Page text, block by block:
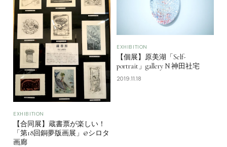
EXHIBITION
【合同展】蔵書票が楽しい！
「第18回銅夢版画展」@シロタ
画廊
EXHIBITION
【個展】原美湖「Self-
portrait」gallery N 神田社宅
2019.11.18